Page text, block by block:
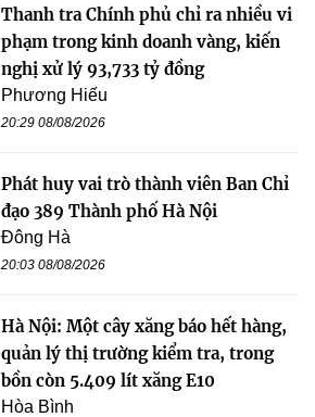
Thanh tra Chính phủ chỉ ra nhiều vi
phạm trong kinh doanh vàng, kiến
nghị xử lý 93,733 tỷ đồng
Phương Hiếu
20:29 08/08/2026
Phát huy vai trò thành viên Ban Chỉ
đạo 389 Thành phố Hà Nội
Đông Hà
20:03 08/08/2026
Hà Nội: Một cây xăng báo hết hàng,
quản lý thị trường kiểm tra, trong
bồn còn 5.409 lít xăng E10
Hòa Bình